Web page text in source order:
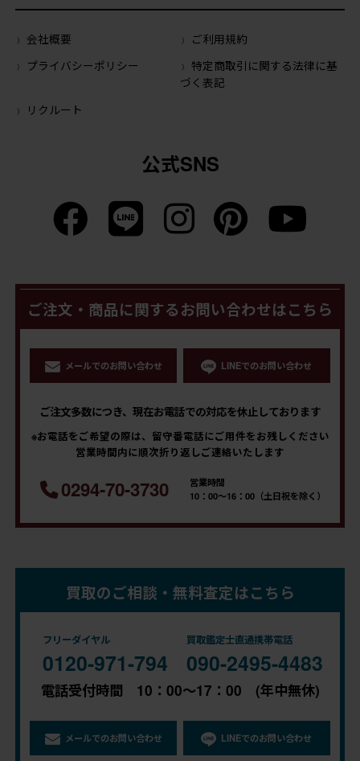
会社概要
ご利用規約
プライバシーポリシー
特定商取引に関する法律に基
づく表記
リクルート
公式SNS
ご注文・商品に関するお問い合わせはこちら
メールでのお問い合わせ LINEでのお問い合わせ
ご注文多数につき、現在お電話での対応を休止しております
※お電話をご希望の際は、留守番電話にご用件をお残しください
営業時間内に順次折り返しご連絡いたします
0294-70-3730
営業時間
10：00～16：00（土日祝を除く）
買取のご相談・無料査定はこちら
フリーダイヤル
0120-971-794
買取鑑定士直通携帯電話
090-2495-4483
電話受付時間 10：00～17：00 (年中無休)
メールでのお問い合わせ LINEでのお問い合わせ